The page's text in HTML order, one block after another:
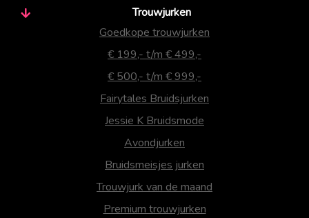
Trouwjurken
Goedkope trouwjurken
€ 199,- t/m € 499,-
€ 500,- t/m € 999,-
Fairytales Bruidsjurken
Jessie K Bruidsmode
Avondjurken
Bruidsmeisjes jurken
Trouwjurk van de maand
Premium trouwjurken